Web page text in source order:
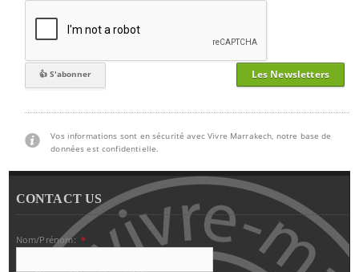
Les Newsletters
Vos informations sont en sécurité avec Vivre Marrakech, notre base de
données est confidentielle.
CONTACT US
Nom/Prénom: *